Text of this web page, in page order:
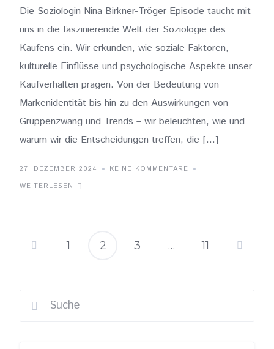
Die Soziologin Nina Birkner-Tröger Episode taucht mit
uns in die faszinierende Welt der Soziologie des
Kaufens ein. Wir erkunden, wie soziale Faktoren,
kulturelle Einflüsse und psychologische Aspekte unser
Kaufverhalten prägen. Von der Bedeutung von
Markenidentität bis hin zu den Auswirkungen von
Gruppenzwang und Trends – wir beleuchten, wie und
warum wir die Entscheidungen treffen, die […]
27. DEZEMBER 2024
KEINE KOMMENTARE
WEITERLESEN
1 2 3 … 11